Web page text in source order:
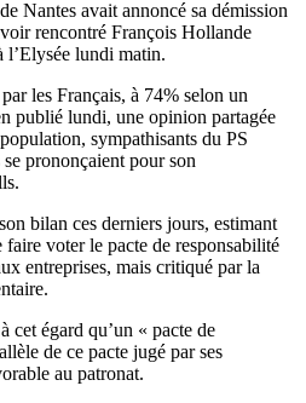
Nantes avait annoncé sa démission
rencontré François Hollande
l’Elysée lundi matin.
les Français, à 74% selon un
publié lundi, une opinion partagée
sympathisants du PS
prononçaient pour son
bilan ces derniers jours, estimant
voter le pacte de responsabilité
entreprises, mais critiqué par la
cet égard qu’un « pacte de
de ce pacte jugé par ses
au patronat.